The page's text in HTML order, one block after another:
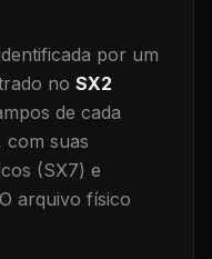
por um
no SX2
de cada
com suas
(SX7) e
O arquivo físico